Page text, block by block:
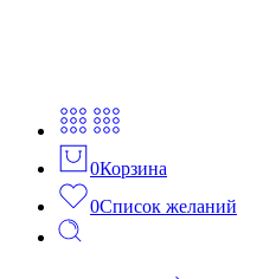
0Корзина
0Список желаний